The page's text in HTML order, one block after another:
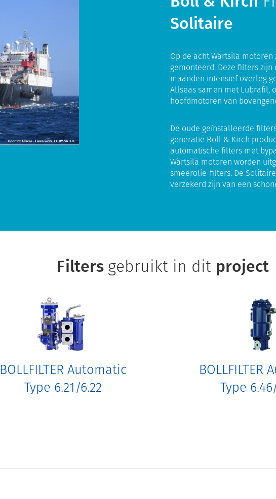
Solitaire
Op de acht Wärtsilä
gemonteerd. Deze filters
maanden intensief overleg
Allseas samen met Lubrafil,
hoofdmotoren van
De oude geïnstalleerde
generatie Boll & Kirch
automatische filters met
Wärtsilä motoren worden
smeerolie-filters. De
verzekerd zijn van een
Filters gebruikt in dit project
BOLLFILTER Automatic
Type 6.21/6.22
BOLLFILTER
Type